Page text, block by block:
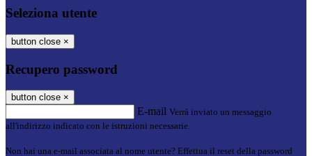
Seleziona utente
button close ×
Recupero password
button close ×
E-mail Verrà inviato un messaggio
all'indirizzo indicato con le istruzioni necessarie.
Non hai una e-mail associata al nome utente? Effettua il reset della password